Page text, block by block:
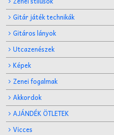
Gitár játék technikák
Gitáros lányok
Utcazenészek
Képek
Zenei fogalmak
Akkordok
AJÁNDÉK ÖTLETEK
Vicces